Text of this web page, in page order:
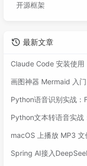
开源框架
最新文章
Claude Code 安装使用
macOS 上播放 MP3 文
Spring AI接入